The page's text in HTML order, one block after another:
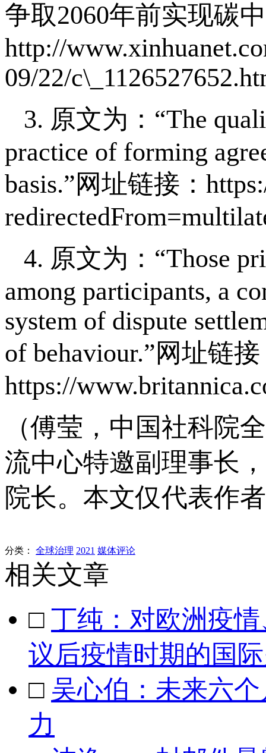
争取2060年前实现碳
http://
09/22/
3. 原文为：“The
practice of forming
basis.”网址链接：
4. 原文为：“Those
among participants, a
system of dispute
of behaviour.”网址链
https://
（傅莹，中国社科院
流中心特邀副理事长
院长。本文仅代表作
分类： 全球治理 2021 媒体评论
相关文章
□ 丁纯：对欧洲疫
议后疫情时期的国
□ 吴心伯：未来六
力